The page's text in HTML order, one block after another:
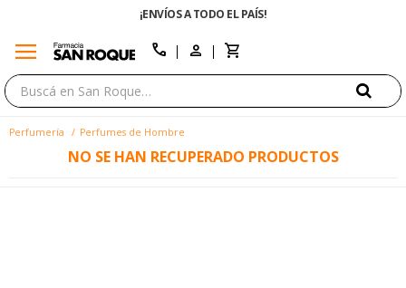
¡ENVÍOS A TODO EL PAÍS!
menu call
Perfumería Perfumes de Hombre
NO SE HAN RECUPERADO PRODUCTOS
close